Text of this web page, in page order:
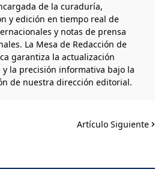
de la curaduría,
y edición en tiempo real de
y notas de prensa
La Mesa de Redacción de
garantiza la actualización
y la precisión informativa bajo la
de nuestra dirección editorial.
Artículo Siguiente